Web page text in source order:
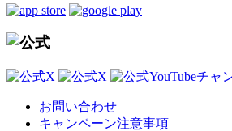
お問い合わせ
キャンペーン注意事項